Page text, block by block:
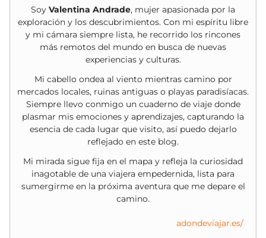
Soy Valentina Andrade, mujer apasionada por la
exploración y los descubrimientos. Con mi espíritu libre
y mi cámara siempre lista, he recorrido los rincones
más remotos del mundo en busca de nuevas
experiencias y culturas.
Mi cabello ondea al viento mientras camino por
mercados locales, ruinas antiguas o playas paradisíacas.
Siempre llevo conmigo un cuaderno de viaje donde
plasmar mis emociones y aprendizajes, capturando la
esencia de cada lugar que visito, así puedo dejarlo
reflejado en este blog.
Mi mirada sigue fija en el mapa y refleja la curiosidad
inagotable de una viajera empedernida, lista para
sumergirme en la próxima aventura que me depare el
camino.
adondeviajar.es/